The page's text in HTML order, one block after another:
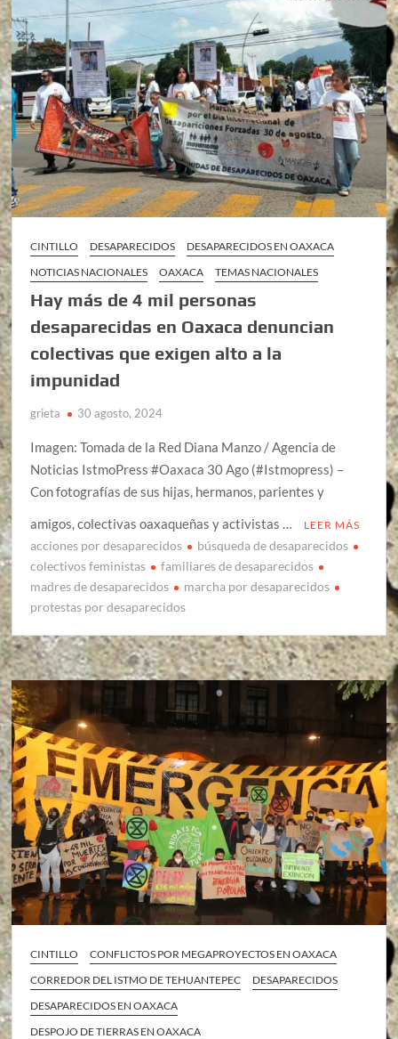
CINTILLO DESAPARECIDOS
DESAPARECIDOS EN OAXACA
NOTICIAS NACIONALES
OAXACA TEMAS NACIONALES
Hay más de 4 mil personas
desaparecidas en Oaxaca denuncian
colectivas que exigen alto a la
impunidad
grieta 30 agosto, 2024
Imagen: Tomada de la Red Diana Manzo / Agencia de
Noticias IstmoPress #Oaxaca 30 Ago (#Istmopress) –
Con fotografías de sus hijas, hermanos, parientes y
amigos, colectivas oaxaqueñas y activistas …
LEER MÁS
acciones por desaparecidos
búsqueda de desaparecidos
colectivos feministas
familiares de desaparecidos
madres de desaparecidos
marcha por desaparecidos
protestas por desaparecidos
CINTILLO
CONFLICTOS POR MEGAPROYECTOS EN OAXACA
CORREDOR DEL ISTMO DE TEHUANTEPEC
DESAPARECIDOS
DESAPARECIDOS EN OAXACA
DESPOJO DE TIERRAS EN OAXACA